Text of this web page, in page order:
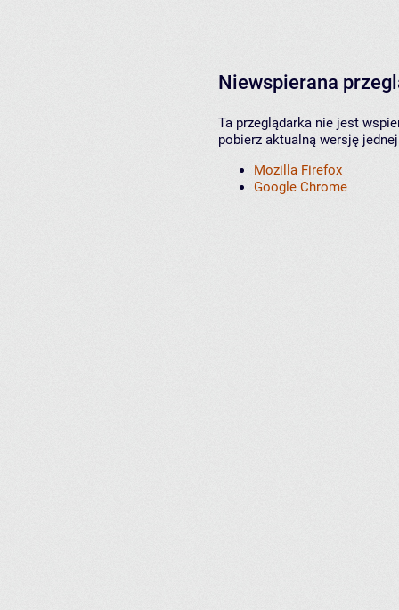
Niewspierana
Ta przeglądarka nie jest
pobierz aktualną wersję
Mozilla Firefox
Google Chrome